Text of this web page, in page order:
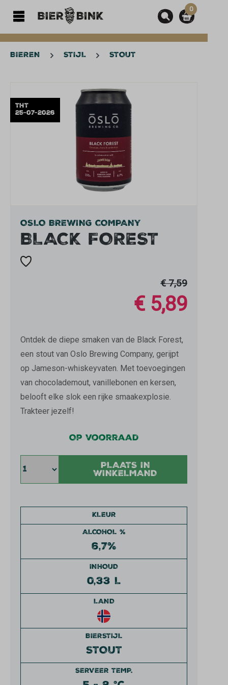
0
BIEREN STIJL STOUT
THT
25-07-2026
Afbeeldingengalerij overslaan
OSLO BREWING COMPANY
BLACK FOREST
€ 7,59
€ 5,89
Ontdek de diepe smaken van de Black Forest,
een stout van Oslo Brewing Company, gerijpt
op Jameson-whiskeyvaten. Met toevoegingen
van chocolademout, vanillebonen en kersen,
belooft elke slok een rijke smaakexplosie.
Trakteer jezelf!
KLEUR
ALCOHOL %
6,7%
INHOUD
0,33 L
LAND
BIERSTIJL
STOUT
SERVEER TEMP.
Op voorraad
PLAATS IN
WINKELMAND